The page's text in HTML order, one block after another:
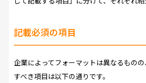
記載必須の項目
企業によってフォーマットは異なるもの
すべき項目は以下の通りです。